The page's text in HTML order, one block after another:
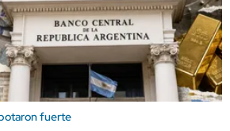
fuerte